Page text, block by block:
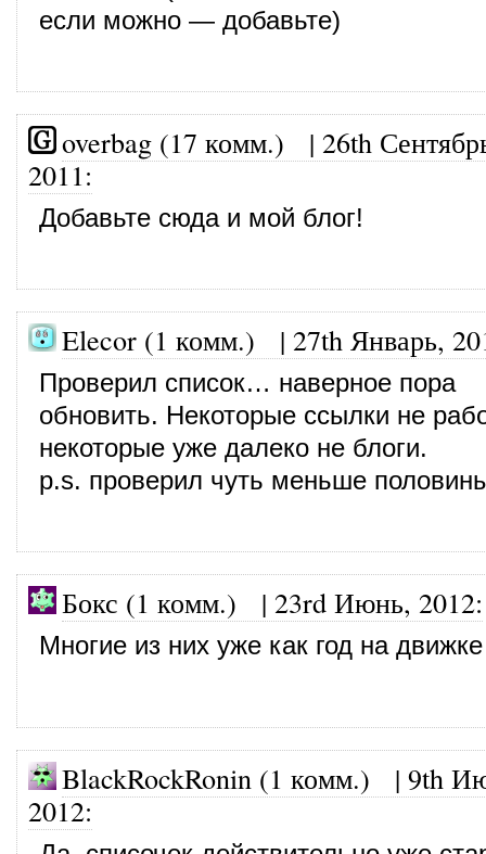
если можно — добавьте)
overbag (17 комм.) | 26th
2011:
Добавьте сюда и мой блог!
Elecor (1 комм.) | 27th Январь,
Проверил список… наверное пора
обновить. Некоторые ссылки не
некоторые уже далеко не блоги.
p.s. проверил чуть меньше
Бокс (1 комм.) | 23rd Июнь, 2012:
Многие из них уже как год на
BlackRockRonin (1 комм.) | 9th
2012: